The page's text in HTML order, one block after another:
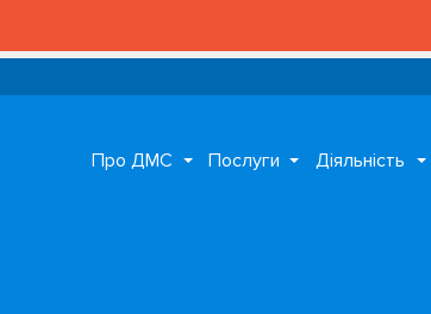
Про ДМС Послуги Діяльність